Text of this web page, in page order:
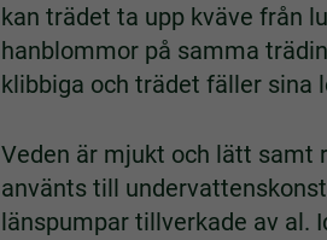
kan trädet ta upp kväve från
hanblommor på samma
klibbiga och trädet fäller sina
Veden är mjukt och lätt samt
använts till
länspumpar tillverkade av al.